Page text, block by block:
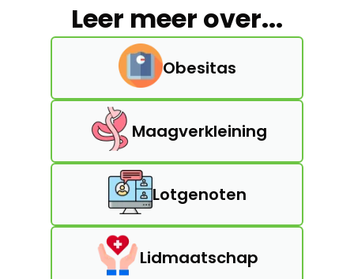
Leer meer over...
Obesitas
Maagverkleining
Lotgenoten
Lidmaatschap